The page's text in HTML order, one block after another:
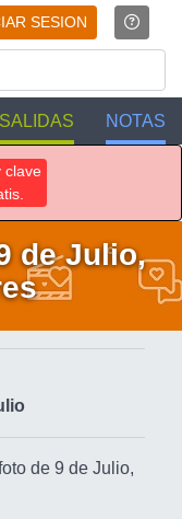
SESION
SALIDAS NOTAS
clave
de Julio,
de 9 de Julio,